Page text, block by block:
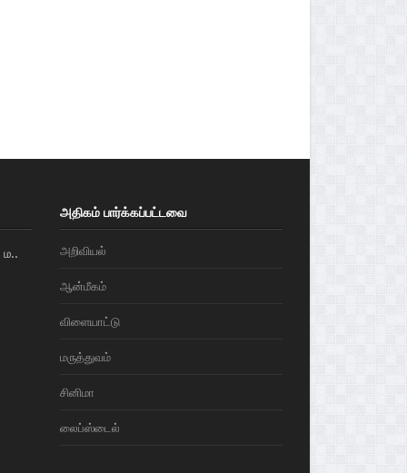
அதிகம் பார்க்கப்பட்டவை
அறிவியல்
ஆன்மீகம்
விளையாட்டு
மரு‌த்துவ‌ம்
சினிமா
லைப்ஸ்டைல்